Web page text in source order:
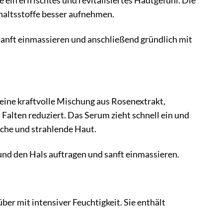
besser aufnehmen.
einmassieren und anschließend gründlich mit
kraftvolle Mischung aus Rosenextrakt,
reduziert. Das Serum zieht schnell ein und
und strahlende Haut.
den Hals auftragen und sanft einmassieren.
mit intensiver Feuchtigkeit. Sie enthält